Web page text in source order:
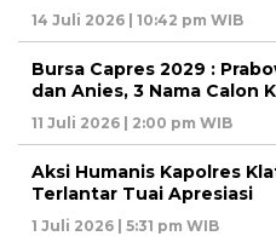
14 Juli 2026 | 10:42 pm WIB
Bursa Capres 2029 :
dan Anies, 3 Nama Calon
11 Juli 2026 | 2:00 pm WIB
Aksi Humanis Kapolres
Terlantar Tuai Apresiasi
1 Juli 2026 | 5:31 pm WIB